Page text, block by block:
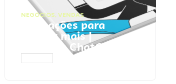
NEGÓCIOS, VENDAS
Faça ações para
vender mais |
Prompts ChatGPT